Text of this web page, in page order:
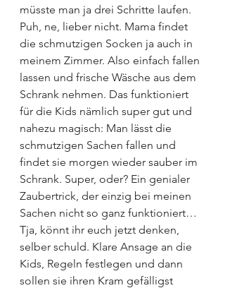
müsste man ja drei Schritte laufen.
Puh, ne, lieber nicht. Mama findet
die schmutzigen Socken ja auch in
meinem Zimmer. Also einfach fallen
lassen und frische Wäsche aus dem
Schrank nehmen. Das funktioniert
für die Kids nämlich super gut und
nahezu magisch: Man lässt die
schmutzigen Sachen fallen und
findet sie morgen wieder sauber im
Schrank. Super, oder? Ein genialer
Zaubertrick, der einzig bei meinen
Sachen nicht so ganz funktioniert…
Tja, könnt ihr euch jetzt denken,
selber schuld. Klare Ansage an die
Kids, Regeln festlegen und dann
sollen sie ihren Kram gefälligst